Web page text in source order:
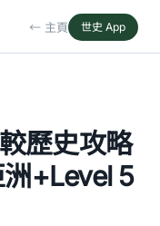
← 主頁 世史 App
歷史攻略
洲+Level 5